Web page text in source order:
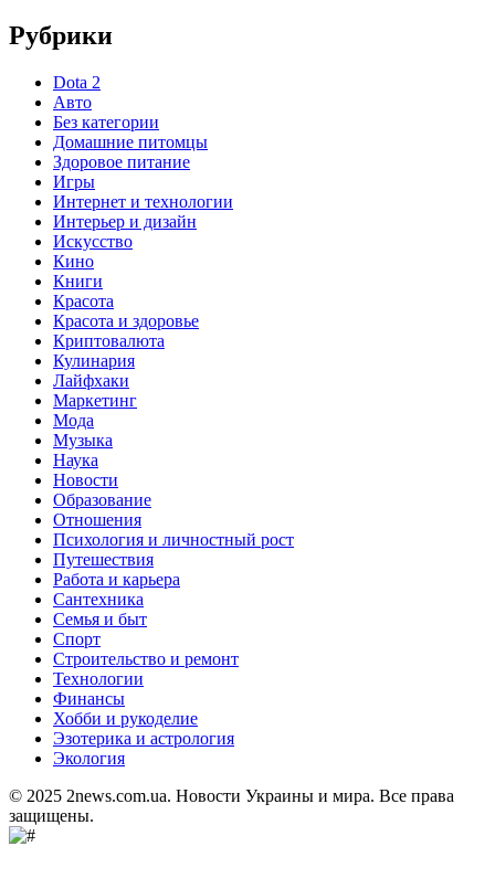
Рубрики
Dota 2
Авто
Без категории
Домашние питомцы
Здоровое питание
Игры
Интернет и технологии
Интерьер и дизайн
Искусство
Кино
Книги
Красота
Красота и здоровье
Криптовалюта
Кулинария
Лайфхаки
Маркетинг
Мода
Музыка
Наука
Новости
Образование
Отношения
Психология и личностный рост
Путешествия
Работа и карьера
Сантехника
Семья и быт
Спорт
Строительство и ремонт
Технологии
Финансы
Хобби и рукоделие
Эзотерика и астрология
Экология
© 2025 2news.com.ua. Новости Украины и мира. Все права
защищены.